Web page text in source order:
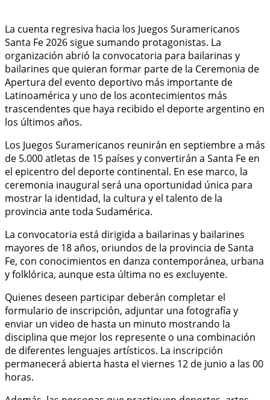
La cuenta regresiva hacia los Juegos Suramericanos
Santa Fe 2026 sigue sumando protagonistas. La
organización abrió la convocatoria para bailarinas y
bailarines que quieran formar parte de la Ceremonia de
Apertura del evento deportivo más importante de
Latinoamérica y uno de los acontecimientos más
trascendentes que haya recibido el deporte argentino en
los últimos años.
Los Juegos Suramericanos reunirán en septiembre a más
de 5.000 atletas de 15 países y convertirán a Santa Fe en
el epicentro del deporte continental. En ese marco, la
ceremonia inaugural será una oportunidad única para
mostrar la identidad, la cultura y el talento de la
provincia ante toda Sudamérica.
La convocatoria está dirigida a bailarinas y bailarines
mayores de 18 años, oriundos de la provincia de Santa
Fe, con conocimientos en danza contemporánea, urbana
y folklórica, aunque esta última no es excluyente.
Quienes deseen participar deberán completar el
formulario de inscripción, adjuntar una fotografía y
enviar un video de hasta un minuto mostrando la
disciplina que mejor los represente o una combinación
de diferentes lenguajes artísticos. La inscripción
permanecerá abierta hasta el viernes 12 de junio a las 00
horas.